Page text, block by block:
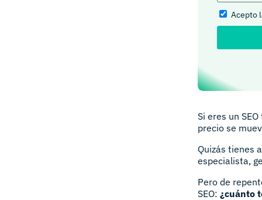
Acepto
Si eres un
precio se
Quizás tienes
especialista,
Pero de
SEO: ¿cuánto